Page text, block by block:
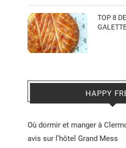
TOP 8
HAPPY
Où dormir et manger à
avis sur l’hôtel Grand Mess